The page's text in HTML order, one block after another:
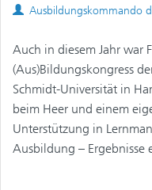
on
Authors
Ausbildungskommando
Auch in diesem Jahr war
(Aus)Bildungskongress
Schmidt-Universität in
beim Heer und einem
Unterstützung in
Ausbildung –